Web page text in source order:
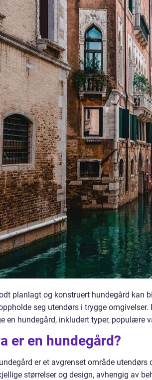
planlagt og konstruert hundegård kan
seg utendørs i trygge
en hundegård, inkludert typer, populære
er en hundegård?
er et avgrenset område
størrelser og design, avhengig av